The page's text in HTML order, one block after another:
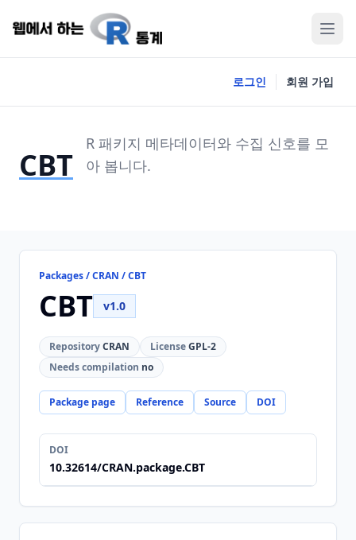
로그인 회원 가입
CBT
R 패키지 메타데이터와 수집 신호를 모
아 봅니다.
Packages / CRAN / CBT
CBT v1.0
RepositoryCRAN LicenseGPL-2
Needs compilation no
Package page Reference Source DOI
DOI
10.32614/CRAN.package.CBT